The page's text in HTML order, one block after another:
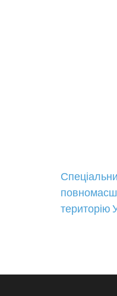
територію